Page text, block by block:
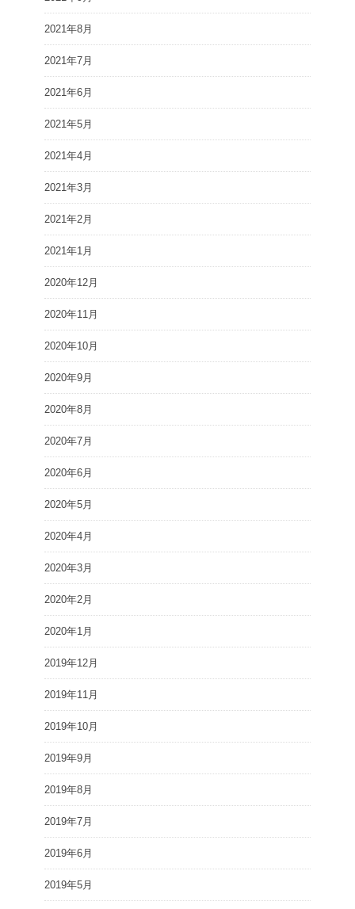
2021年8月
2021年7月
2021年6月
2021年5月
2021年4月
2021年3月
2021年2月
2021年1月
2020年12月
2020年11月
2020年10月
2020年9月
2020年8月
2020年7月
2020年6月
2020年5月
2020年4月
2020年3月
2020年2月
2020年1月
2019年12月
2019年11月
2019年10月
2019年9月
2019年8月
2019年7月
2019年6月
2019年5月